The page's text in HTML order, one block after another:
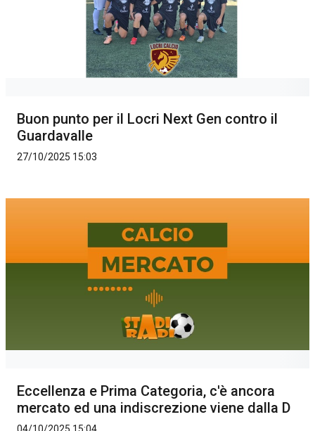
Buon punto per il Locri Next Gen contro il
Guardavalle
27/10/2025 15:03
Eccellenza e Prima Categoria, c'è ancora
mercato ed una indiscrezione viene dalla D